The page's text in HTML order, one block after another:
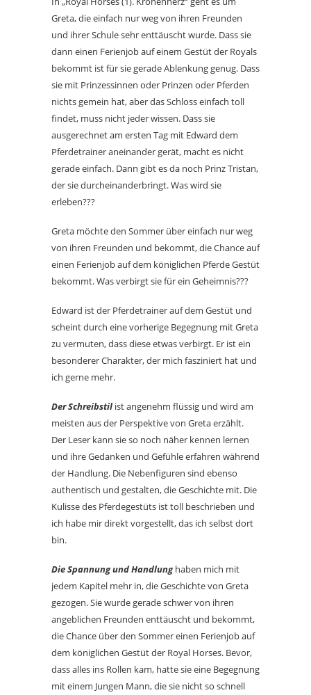
Greta, die einfach nur weg von ihren Freunden
und ihrer Schule sehr enttäuscht wurde. Dass sie
dann einen Ferienjob auf einem Gestüt der Royals
bekommt ist für sie gerade Ablenkung genug. Dass
sie mit Prinzessinnen oder Prinzen oder Pferden
nichts gemein hat, aber das Schloss einfach toll
findet, muss nicht jeder wissen. Dass sie
ausgerechnet am ersten Tag mit Edward dem
Pferdetrainer aneinander gerät, macht es nicht
gerade einfach. Dann gibt es da noch Prinz Tristan,
der sie durcheinanderbringt. Was wird sie
erleben???
Greta möchte den Sommer über einfach nur weg
von ihren Freunden und bekommt, die Chance auf
einen Ferienjob auf dem königlichen Pferde Gestüt
bekommt. Was verbirgt sie für ein Geheimnis???
Edward ist der Pferdetrainer auf dem Gestüt und
scheint durch eine vorherige Begegnung mit Greta
zu vermuten, dass diese etwas verbirgt. Er ist ein
besonderer Charakter, der mich fasziniert hat und
ich gerne mehr.
Der Schreibstilist angenehm flüssig und wird am
meisten aus der Perspektive von Greta erzählt.
Der Leser kann sie so noch näher kennen lernen
und ihre Gedanken und Gefühle erfahren während
der Handlung. Die Nebenfiguren sind ebenso
authentisch und gestalten, die Geschichte mit. Die
Kulisse des Pferdegestüts ist toll beschrieben und
ich habe mir direkt vorgestellt, das ich selbst dort
bin.
Die Spannung und Handlung haben mich mit
jedem Kapitel mehr in, die Geschichte von Greta
gezogen. Sie wurde gerade schwer von ihren
angeblichen Freunden enttäuscht und bekommt,
die Chance über den Sommer einen Ferienjob auf
dem königlichen Gestüt der Royal Horses. Bevor,
dass alles ins Rollen kam, hatte sie eine Begegnung
mit einem Jungen Mann, die sie nicht so schnell